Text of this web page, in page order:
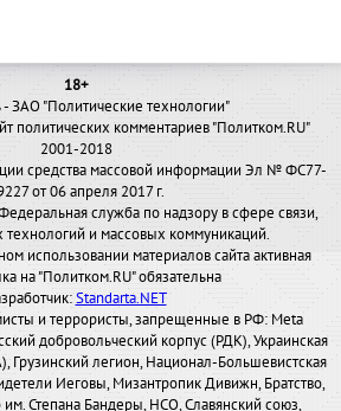
18+
- ЗАО "Политические технологии"
политических комментариев "Политком.RU"
2001-2018
средства массовой информации Эл № ФС77-
от 06 апреля 2017 г.
служба по надзору в сфере связи,
и массовых коммуникаций.
использовании материалов сайта активная
на "Политком.RU" обязательна
Standarta.NET
и террористы, запрещенные в РФ: Meta
добровольческий корпус (РДК), Украинская
Грузинский легион, Национал-Большевистская
Иеговы, Мизантропик Дивижн, Братство,
им. Степана Бандеры, НСО, Славянский союз,